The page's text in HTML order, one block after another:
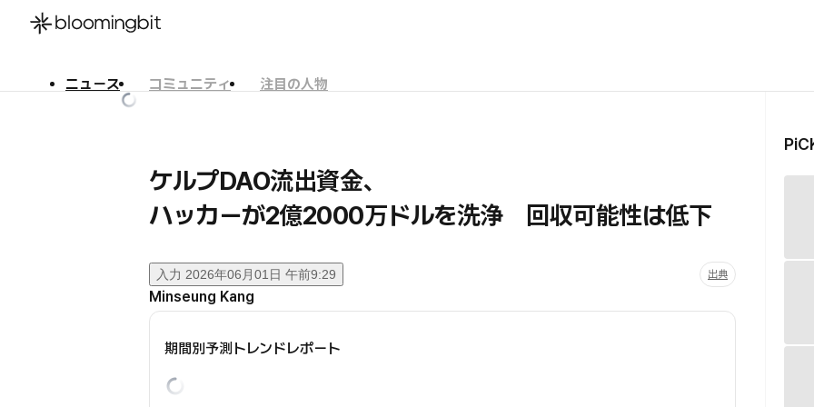
ニュース コミュニティ
注目の人物
ケルプDAO流出資金、
ハッカーが2億2000万ドルを洗浄 回収可能性は低下
入力 2026年06月01日 午前9:29 出典
Minseung Kang
期間別予測トレンドレポート